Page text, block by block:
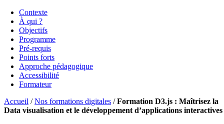
Contexte
À qui ?
Objectifs
Programme
Pré-requis
Points forts
Approche pédagogique
Accessibilité
Formateur
Accueil /Nos formations digitales /Formation D3.js : Maîtrisez la
Data visualisation et le développement d’applications interactives